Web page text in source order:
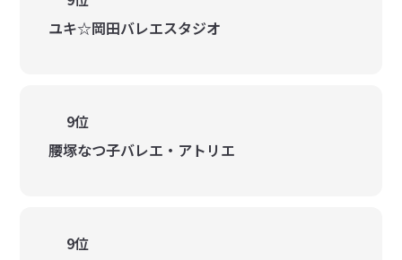
ユキ☆岡田バレエスタジオ
9位
腰塚なつ子バレエ・アトリエ
9位